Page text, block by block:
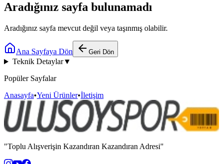
Aradığınız sayfa bulunamadı
Aradığınız sayfa mevcut değil veya taşınmış olabilir.
Ana Sayfaya Dön Geri Dön
Teknik Detaylar▼
Popüler Sayfalar
Anasayfa•Yeni Ürünler•İletişim
"Toplu Alışverişin Kazandıran Kazandıran Adresi"